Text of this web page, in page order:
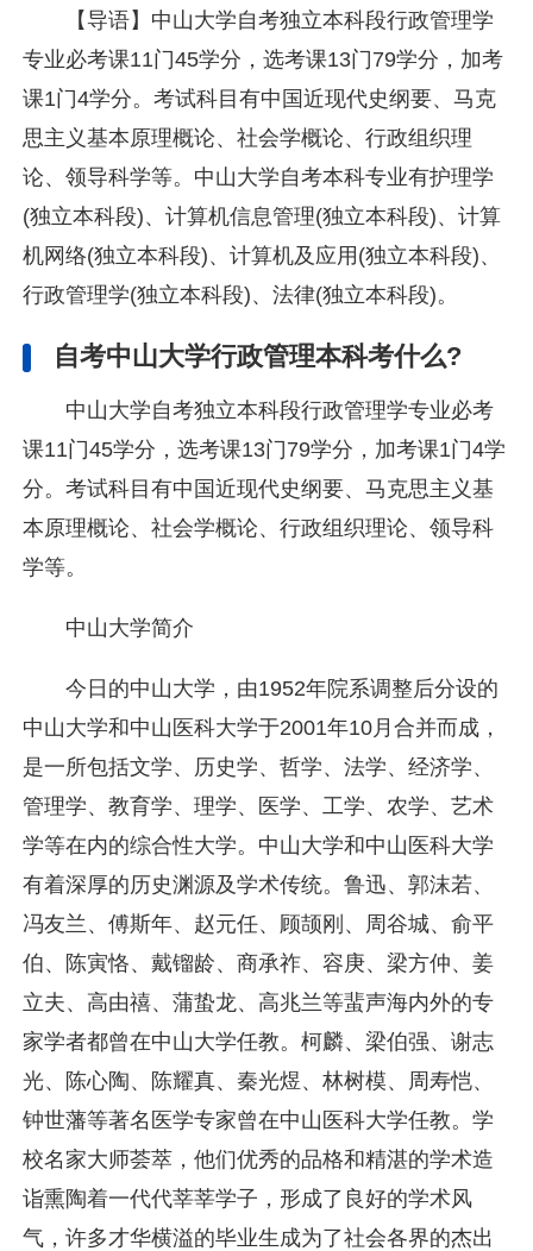
【导语】中山大学自考独立本科段行政管理学
专业必考课11门45学分，选考课13门79学分，加考
课1门4学分。考试科目有中国近现代史纲要、马克
思主义基本原理概论、社会学概论、行政组织理
论、领导科学等。中山大学自考本科专业有护理学
(独立本科段)、计算机信息管理(独立本科段)、计算
机网络(独立本科段)、计算机及应用(独立本科段)、
行政管理学(独立本科段)、法律(独立本科段)。
自考中山大学行政管理本科考什么?
中山大学自考独立本科段行政管理学专业必考
课11门45学分，选考课13门79学分，加考课1门4学
分。考试科目有中国近现代史纲要、马克思主义基
本原理概论、社会学概论、行政组织理论、领导科
学等。
中山大学简介
今日的中山大学，由1952年院系调整后分设的
中山大学和中山医科大学于2001年10月合并而成，
是一所包括文学、历史学、哲学、法学、经济学、
管理学、教育学、理学、医学、工学、农学、艺术
学等在内的综合性大学。中山大学和中山医科大学
有着深厚的历史渊源及学术传统。鲁迅、郭沫若、
冯友兰、傅斯年、赵元任、顾颉刚、周谷城、俞平
伯、陈寅恪、戴镏龄、商承祚、容庚、梁方仲、姜
立夫、高由禧、蒲蛰龙、高兆兰等蜚声海内外的专
家学者都曾在中山大学任教。柯麟、梁伯强、谢志
光、陈心陶、陈耀真、秦光煜、林树模、周寿恺、
钟世藩等著名医学专家曾在中山医科大学任教。学
校名家大师荟萃，他们优秀的品格和精湛的学术造
诣熏陶着一代代莘莘学子，形成了良好的学术风
气，许多才华横溢的毕业生成为了社会各界的杰出